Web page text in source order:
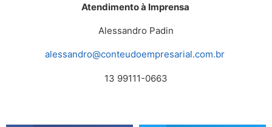
Atendimento à Imprensa
Alessandro Padin
alessandro@conteudoempresarial.com.br
13 99111-0663